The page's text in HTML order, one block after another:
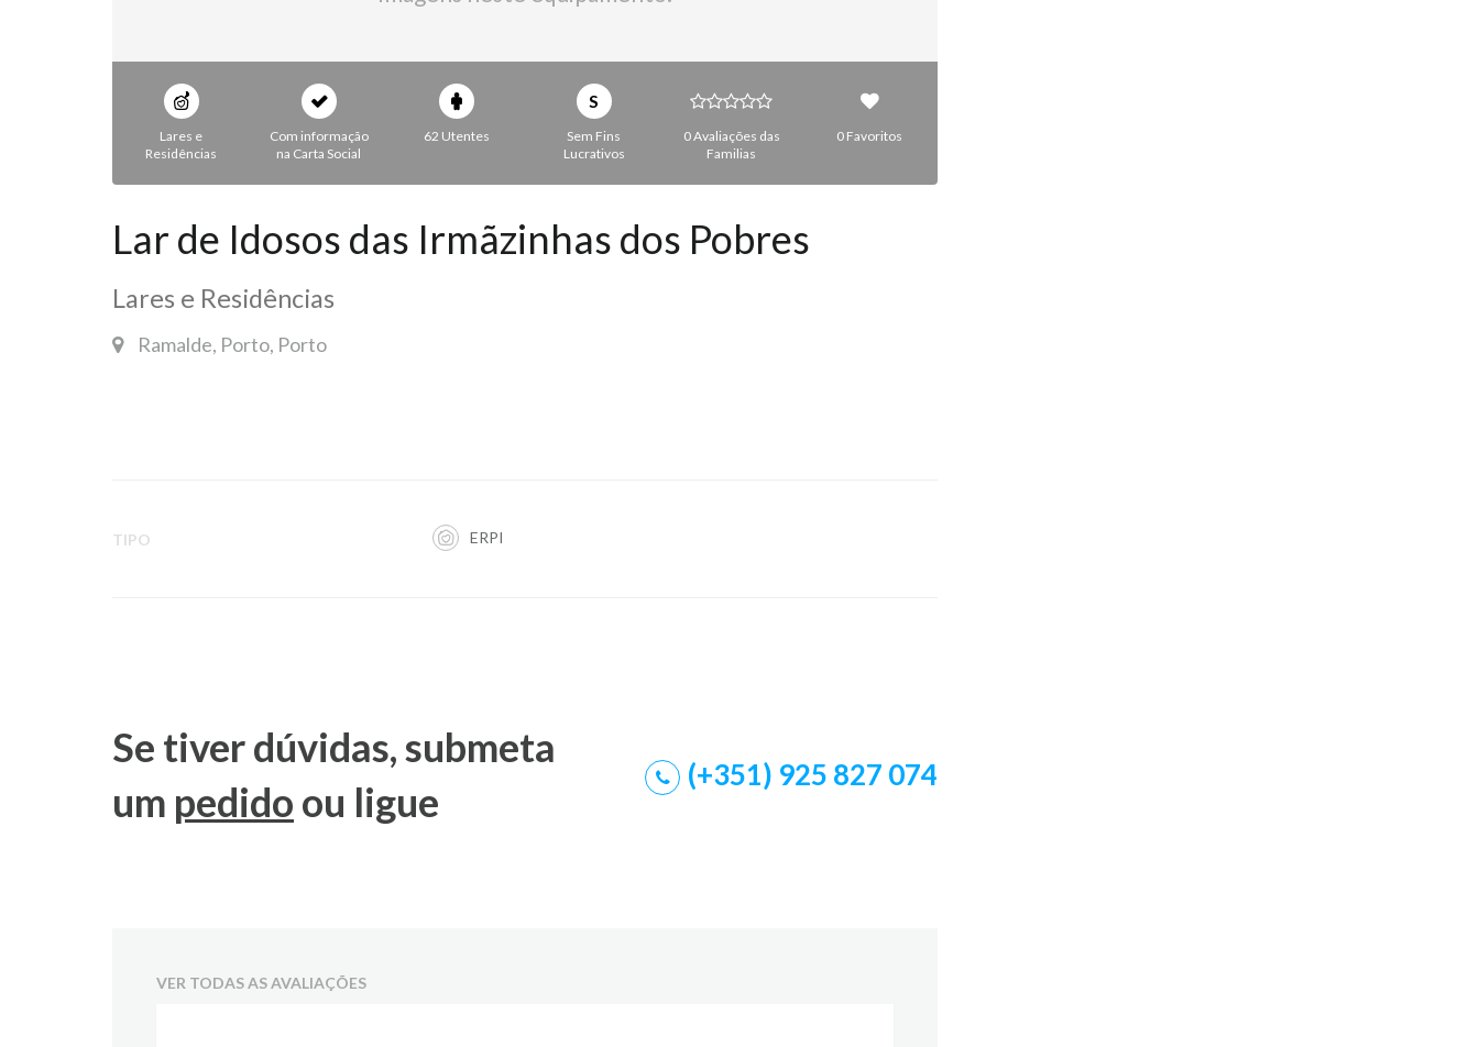
Lares e
Residências
Com informação
na Carta Social
62 Utentes
S
Sem Fins
Lucrativos
0 Avaliações das
Familias
0 Favoritos
Lar de Idosos das Irmãzinhas dos Pobres
Lares e Residências
Ramalde, Porto, Porto
TIPO ERPI
Se tiver dúvidas, submeta
um pedido ou ligue
(+351) 925 827 074
VER TODAS AS AVALIAÇÕES